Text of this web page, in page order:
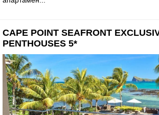
CAPE POINT SEAFRONT
PENTHOUSES 5*